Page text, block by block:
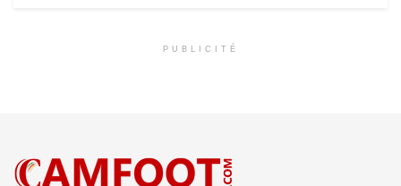
PUBLICITÉ